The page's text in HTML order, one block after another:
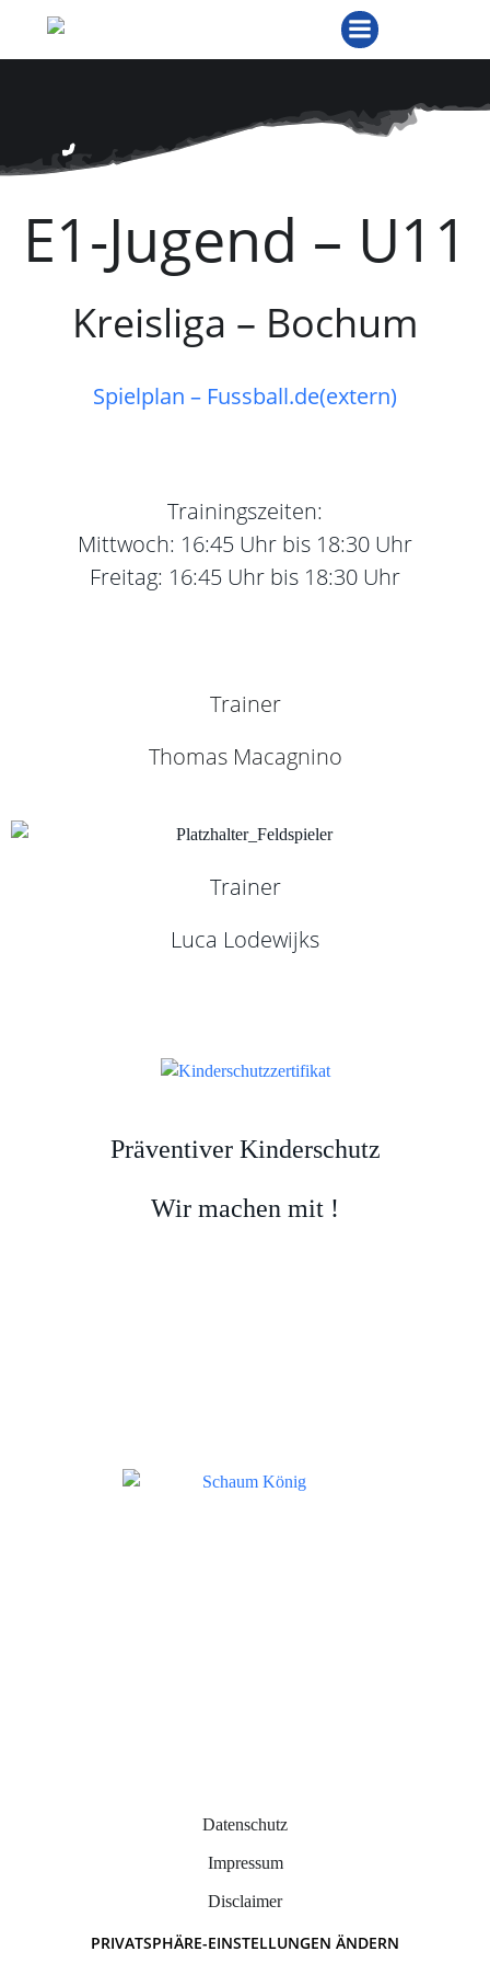
springen
E1-Jugend – U11
Kreisliga – Bochum
Spielplan – Fussball.de(extern)
Trainingszeiten:
Mittwoch: 16:45 Uhr bis 18:30 Uhr
Freitag: 16:45 Uhr bis 18:30 Uhr
Trainer
Thomas Macagnino
Trainer
Luca Lodewijks
Präventiver Kinderschutz
Wir machen mit !
Datenschutz
Impressum
Disclaimer
PRIVATSPHÄRE-EINSTELLUNGEN ÄNDERN